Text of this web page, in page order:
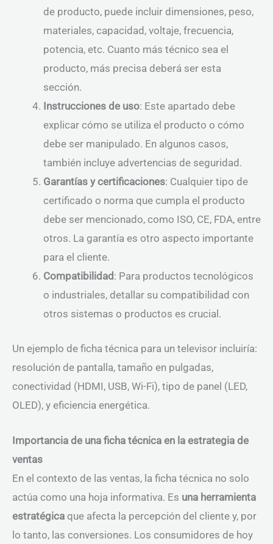
de producto, puede incluir dimensiones, peso,
materiales, capacidad, voltaje, frecuencia,
potencia, etc. Cuanto más técnico sea el
producto, más precisa deberá ser esta
sección.
Instrucciones de uso: Este apartado debe
explicar cómo se utiliza el producto o cómo
debe ser manipulado. En algunos casos,
también incluye advertencias de seguridad.
Garantías y certificaciones: Cualquier tipo de
certificado o norma que cumpla el producto
debe ser mencionado, como ISO, CE, FDA, entre
otros. La garantía es otro aspecto importante
para el cliente.
Compatibilidad : Para productos tecnológicos
o industriales, detallar su compatibilidad con
otros sistemas o productos es crucial.
Un ejemplo de ficha técnica para un televisor incluiría:
resolución de pantalla, tamaño en pulgadas,
conectividad (HDMI, USB, Wi-Fi), tipo de panel (LED,
OLED), y eficiencia energética.
Importancia de una ficha técnica en la estrategia de
ventas
En el contexto de las ventas, la ficha técnica no solo
actúa como una hoja informativa. Es una herramienta
estratégica que afecta la percepción del cliente y, por
lo tanto, las conversiones. Los consumidores de hoy